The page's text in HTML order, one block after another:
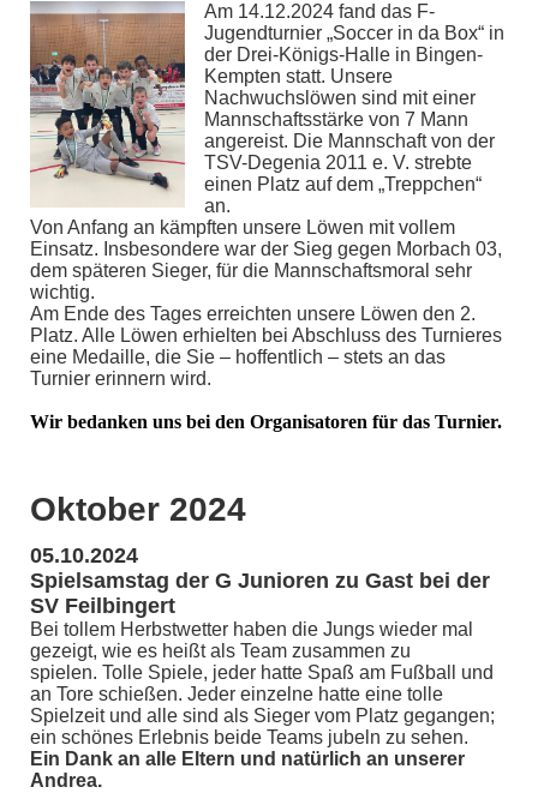
Am 14.12.2024 fand das F-
Jugendturnier „Soccer in da Box“ in
der Drei-Königs-Halle in Bingen-
Kempten statt. Unsere
Nachwuchslöwen sind mit einer
Mannschaftsstärke von 7 Mann
angereist. Die Mannschaft von der
TSV-Degenia 2011 e. V. strebte
einen Platz auf dem „Treppchen“
an.
Von Anfang an kämpften unsere Löwen mit vollem
Einsatz. Insbesondere war der Sieg gegen Morbach 03,
dem späteren Sieger, für die Mannschaftsmoral sehr
wichtig.
Am Ende des Tages erreichten unsere Löwen den 2.
Platz. Alle Löwen erhielten bei Abschluss des Turnieres
eine Medaille, die Sie – hoffentlich – stets an das
Turnier erinnern wird.
Wir bedanken uns bei den Organisatoren für das Turnier.
Oktober 2024
05.10.2024
Spielsamstag der G Junioren zu Gast bei der
SV Feilbingert
Bei tollem Herbstwetter haben die Jungs wieder mal
gezeigt, wie es heißt als Team zusammen zu
spielen. Tolle Spiele, jeder hatte Spaß am Fußball und
an Tore schießen. Jeder einzelne hatte eine tolle
Spielzeit und alle sind als Sieger vom Platz gegangen;
ein schönes Erlebnis beide Teams jubeln zu sehen.
Ein Dank an alle Eltern und natürlich an unserer
Andrea.